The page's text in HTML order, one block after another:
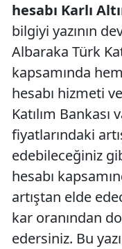
hesabı Karlı
bilgiyi yazının
Albaraka Türk
kapsamında
hesabı hizmeti
Katılım Bankası
fiyatlarındaki
edebileceğiniz
hesabı
artıştan elde
kar oranından
edersiniz. Bu